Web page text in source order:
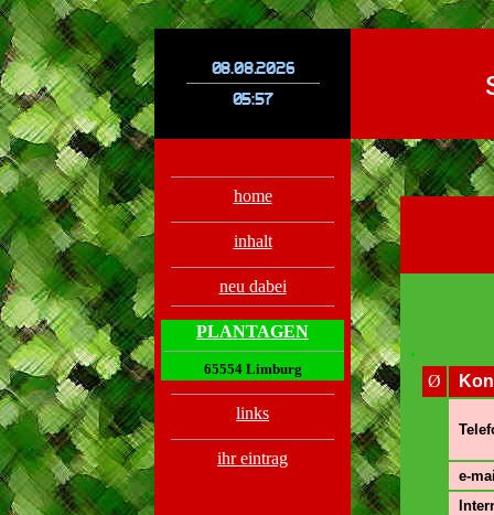
.
home
inhalt
neu dabei
PLANTAGEN
65554 Limburg
links
ihr eintrag
.
Ø
e-